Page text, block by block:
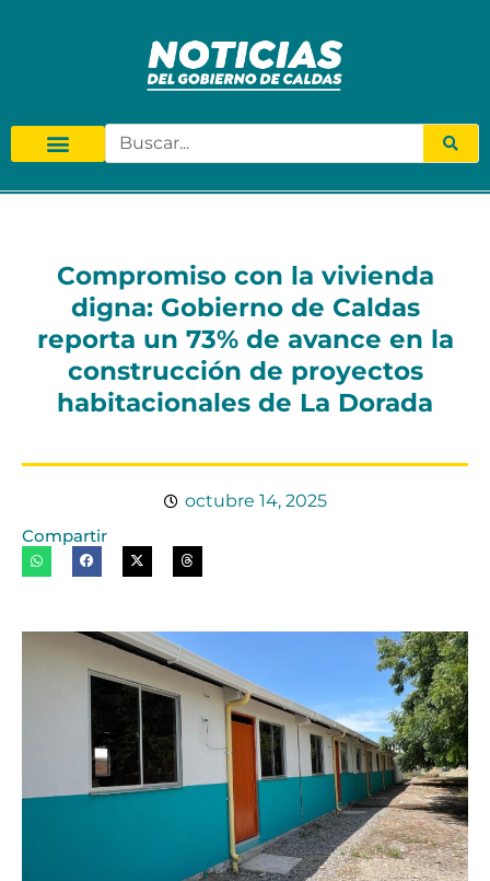
Compromiso con la vivienda
digna: Gobierno de Caldas
reporta un 73% de avance en la
construcción de proyectos
habitacionales de La Dorada
octubre 14, 2025
Compartir